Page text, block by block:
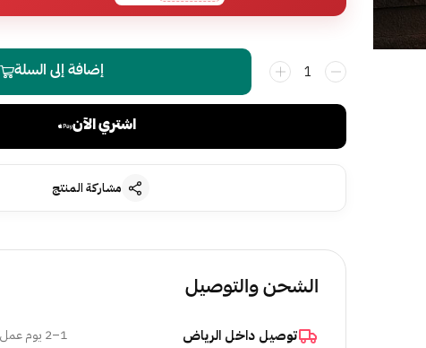
إضافة إلى السلة
اشتري الآن
مشاركة المنتج
الشحن والتوصيل
توصيل داخل الرياض 1–2 يوم عمل